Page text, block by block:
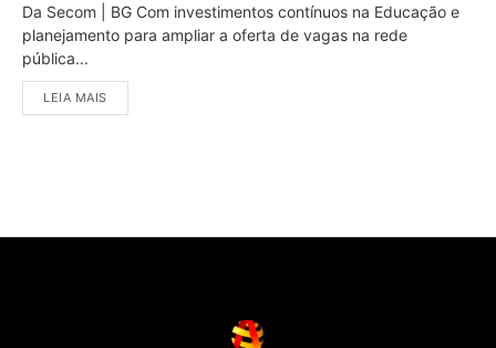
Da Secom | BG Com investimentos contínuos na Educação e
planejamento para ampliar a oferta de vagas na rede
pública...
LEIA MAIS